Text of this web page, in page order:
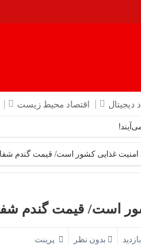
دیجیتال اقتصاد محیط زیست
غذایی کشور است/ قیمت گندم
است/ قیمت گندم
بدون نظر پرینت